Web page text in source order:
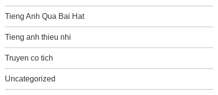
Tieng Anh Qua Bai Hat
Tieng anh thieu nhi
Truyen co tich
Uncategorized